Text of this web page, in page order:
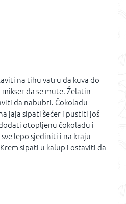
na tihu vatru da kuva do
da se mute. Želatin
da nabubri. Čokoladu
jaja sipati šećer i pustiti još
otopljenu čokoladu i
lepo sjediniti i na kraju
sipati u kalup i ostaviti da